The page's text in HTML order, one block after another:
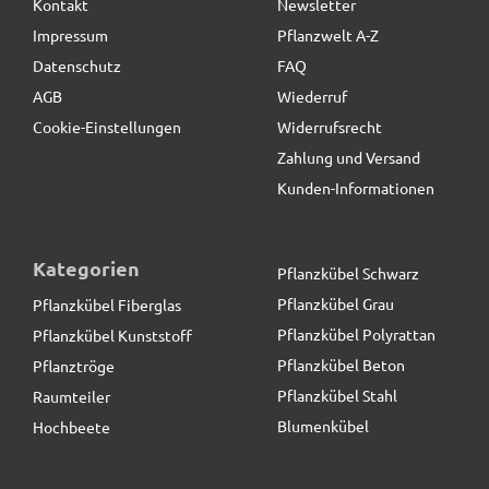
Gute Ware ***
schreibt 03.04.2020
Alles super
Super schöne edle Pflanztöpfe
Robert schreibt29.03.2020
Klasse Pflanzküberl - bereits der 7. Kübel bei uns
aus dem Sortiment. Tolles Produkt, sehr haltbar und
auch nach 5 Jahren immer noch ansehnlich. Die
19,90 € *
Impressum
Datenschutz
AGB
Cookie-Einstellungen
Pflanzwelt A-Z
FAQ
Wiederruf
Widerrufsrecht
Zahlung und Versand
Kunden-Informationen
Kategorien
Pflanzkübel Fiberglas
Pflanzkübel Kunststoff
Pflanztröge
Raumteiler
Hochbeete
Pflanzkübel Schwarz
Pflanzkübel Grau
Pflanzkübel Polyrattan
Pflanzkübel Beton
Pflanzkübel Stahl
Blumenkübel